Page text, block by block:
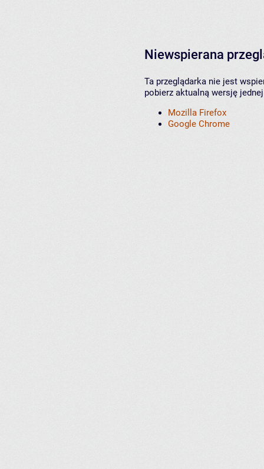
Niewspierana
Ta przeglądarka nie jest
pobierz aktualną wersję
Mozilla Firefox
Google Chrome